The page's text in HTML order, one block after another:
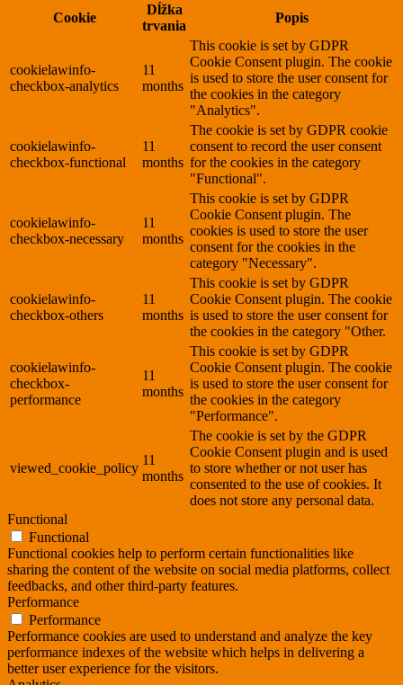
Cookie
Dĺžka
trvania
Popis
cookielawinfo-
checkbox-analytics
11
months
This cookie is set by GDPR
Cookie Consent plugin. The cookie
is used to store the user consent for
the cookies in the category
"Analytics".
cookielawinfo-
checkbox-functional
11
months
The cookie is set by GDPR cookie
consent to record the user consent
for the cookies in the category
"Functional".
cookielawinfo-
checkbox-necessary
11
months
This cookie is set by GDPR
Cookie Consent plugin. The
cookies is used to store the user
consent for the cookies in the
category "Necessary".
cookielawinfo-
checkbox-others
11
months
This cookie is set by GDPR
Cookie Consent plugin. The cookie
is used to store the user consent for
the cookies in the category "Other.
cookielawinfo-
checkbox-
performance
11
months
This cookie is set by GDPR
Cookie Consent plugin. The cookie
is used to store the user consent for
the cookies in the category
"Performance".
viewed_cookie_policy
11
months
The cookie is set by the GDPR
Cookie Consent plugin and is used
to store whether or not user has
consented to the use of cookies. It
does not store any personal data.
Functional
Functional
Functional cookies help to perform certain functionalities like
sharing the content of the website on social media platforms, collect
feedbacks, and other third-party features.
Performance
Performance
Performance cookies are used to understand and analyze the key
performance indexes of the website which helps in delivering a
better user experience for the visitors.